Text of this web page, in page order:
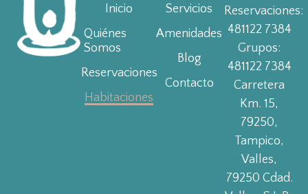
Inicio
Quiénes
Somos
Reservaciones
Habitaciones
Servicios
Amenidades
Blog
Contacto
Reservaciones:
481122 7384
Grupos:
481122 7384
Carretera
Km. 15,
79250,
Tampico,
Valles,
79250 Cdad.